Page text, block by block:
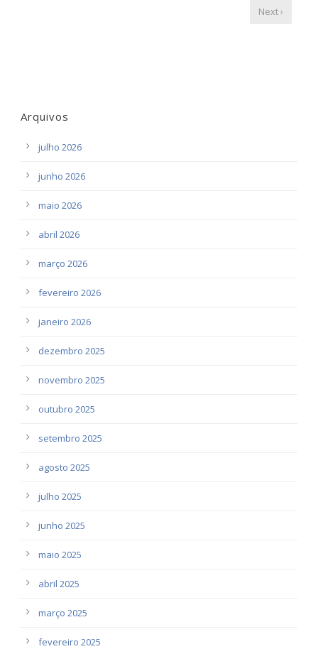
Next ›
Arquivos
julho 2026
junho 2026
maio 2026
abril 2026
março 2026
fevereiro 2026
janeiro 2026
dezembro 2025
novembro 2025
outubro 2025
setembro 2025
agosto 2025
julho 2025
junho 2025
maio 2025
abril 2025
março 2025
fevereiro 2025